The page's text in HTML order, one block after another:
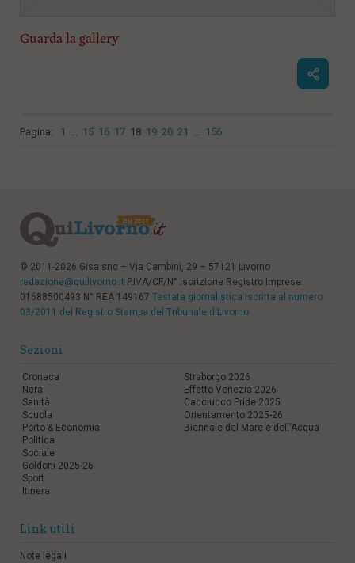
Guarda la gallery
Pagina: 1 ... 15 16 17 18 19 20 21 ... 156
© 2011-2026 Gisa snc – Via Cambini, 29 – 57121 Livorno
redazione@quilivorno.it P.IVA/CF/N° Iscrizione Registro Imprese:
01688500493 N° REA 149167 Testata giornalistica iscritta al numero
03/2011 del Registro Stampa del Tribunale diLivorno
Sezioni
Cronaca
Nera
Sanità
Scuola
Porto & Economia
Politica
Sociale
Goldoni 2025-26
Sport
Itinera
Straborgo 2026
Effetto Venezia 2026
Cacciucco Pride 2025
Orientamento 2025-26
Biennale del Mare e dell'Acqua
Link utili
Note legali